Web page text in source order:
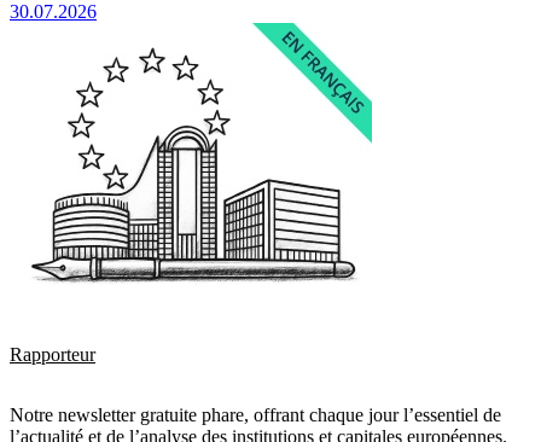
30.07.2026
Rapporteur
Notre newsletter gratuite phare, offrant chaque jour l’essentiel de
l’actualité et de l’analyse des institutions et capitales européennes.